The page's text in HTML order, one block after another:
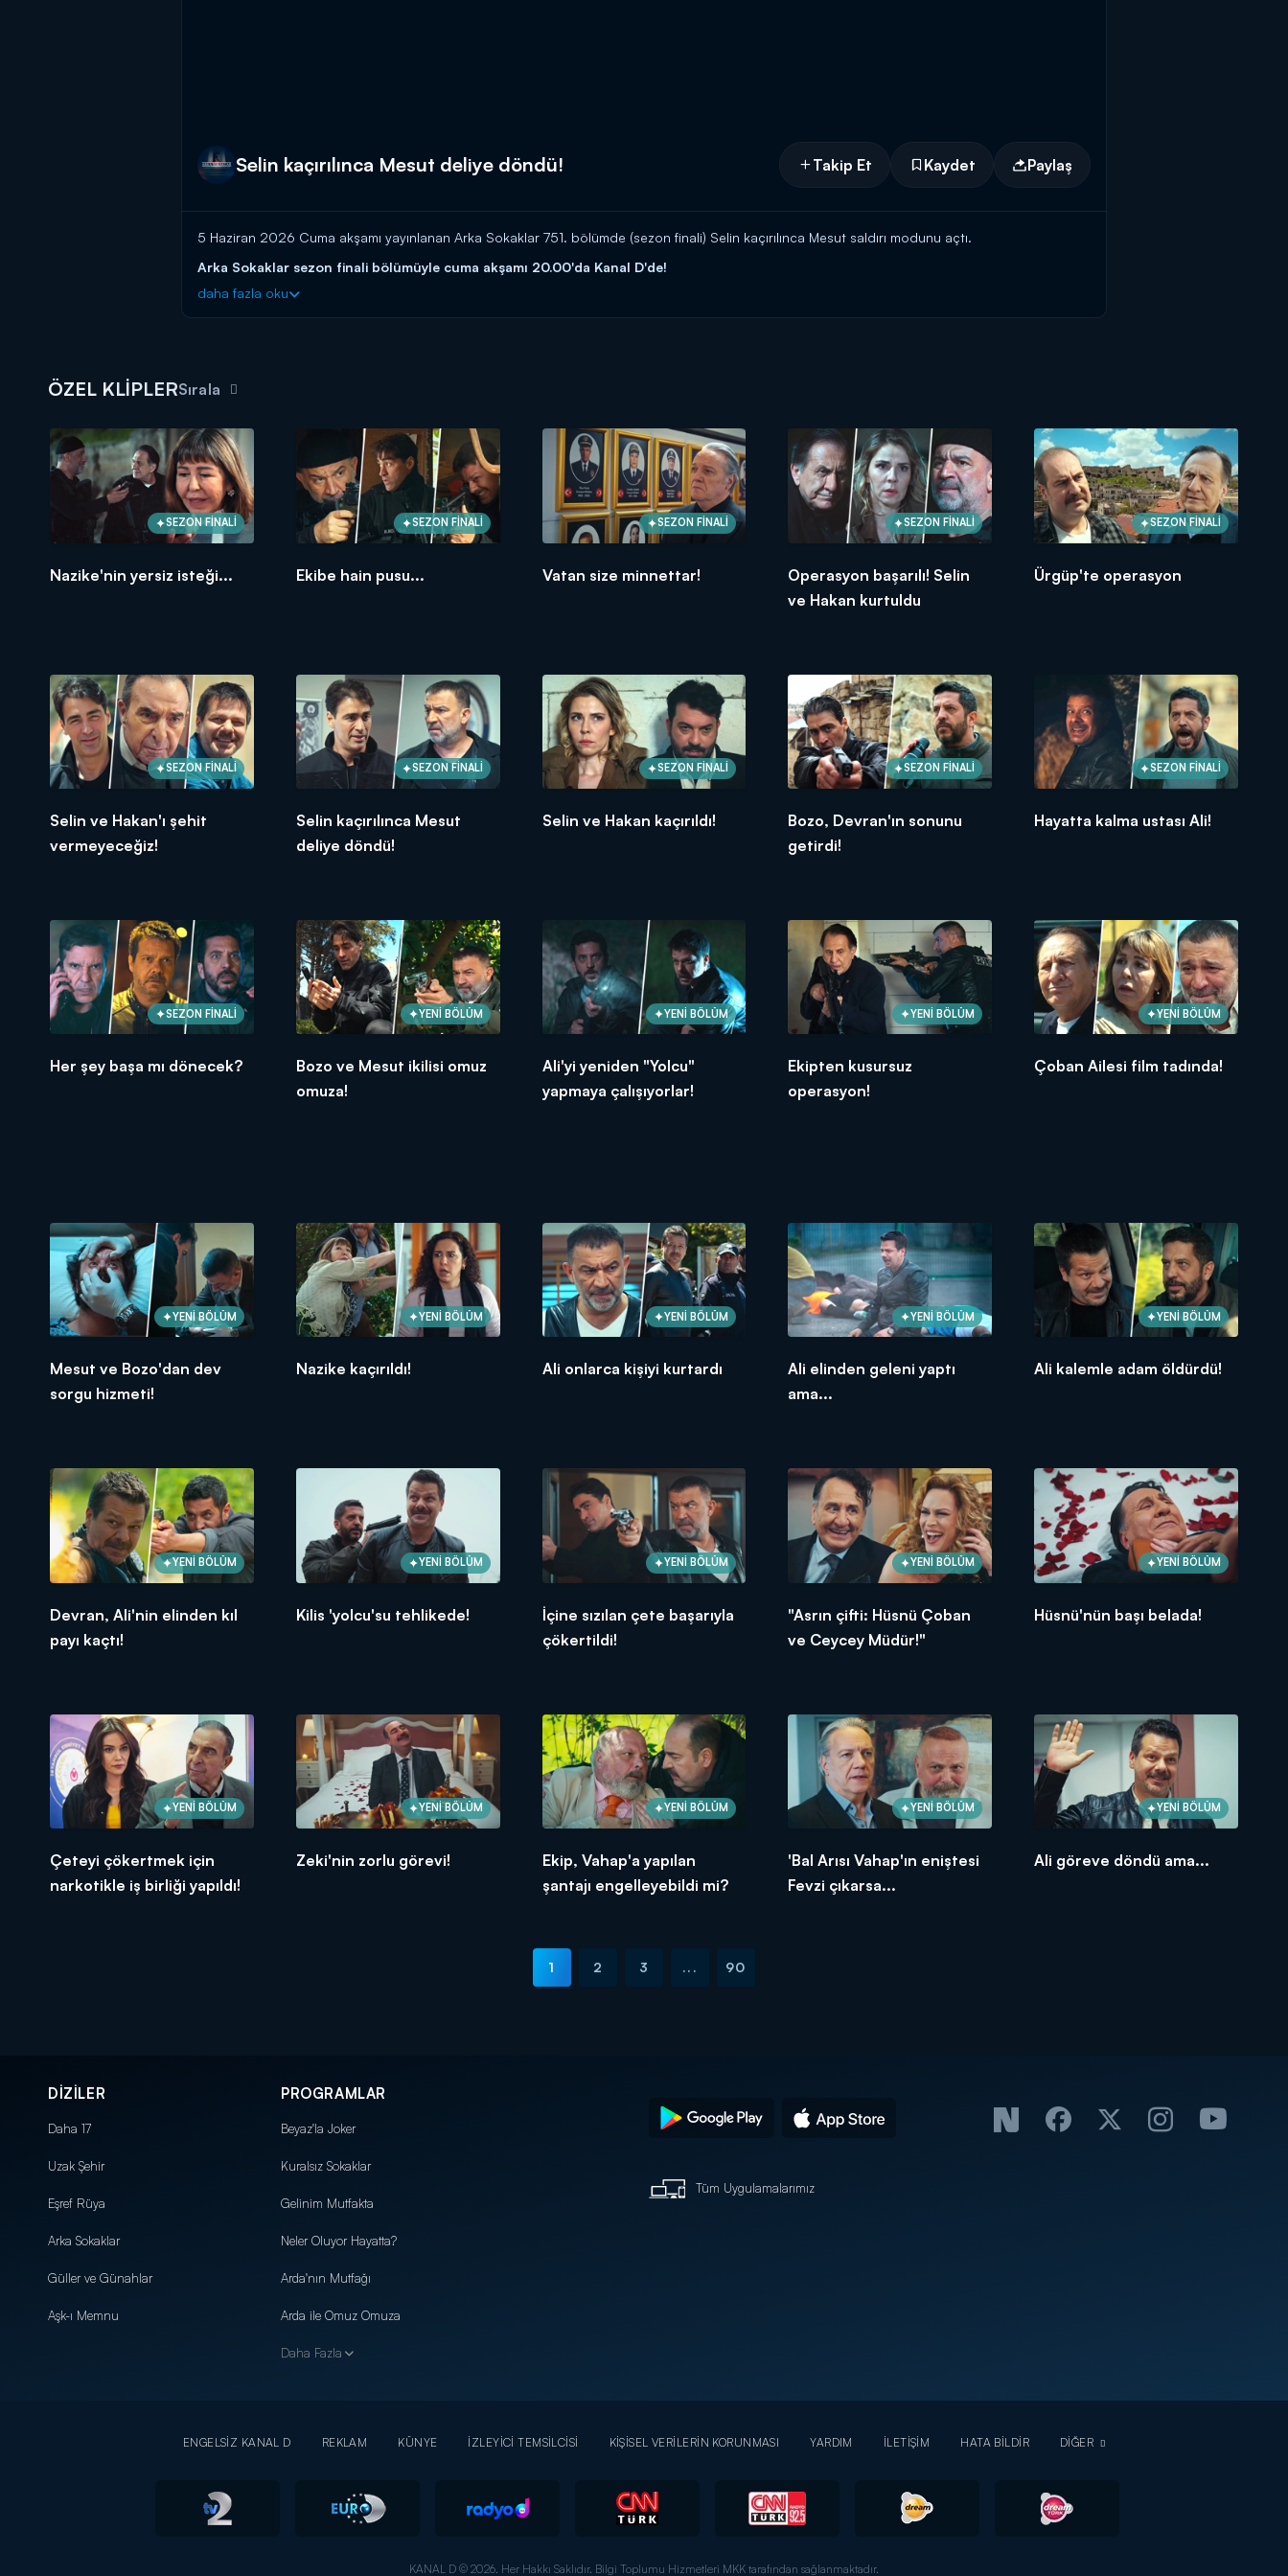
Selin kaçırılınca Mesut deliye döndü! Takip Et Kaydet Paylaş
5 Haziran 2026 Cuma akşamı yayınlanan Arka Sokaklar 751. bölümde (sezon finali) Selin kaçırılınca Mesut saldırı modunu açtı.
Arka Sokaklar sezon finali bölümüyle cuma akşamı 20.00'da Kanal D'de!
daha fazla oku
ÖZEL KLİPLERSırala
SEZON FİNALİ
Nazike'nin yersiz isteği...
SEZON FİNALİ
Ekibe hain pusu...
SEZON FİNALİ
Vatan size minnettar!
SEZON FİNALİ
Operasyon başarılı! Selin
ve Hakan kurtuldu
SEZON FİNALİ
Ürgüp'te operasyon
SEZON FİNALİ
Selin ve Hakan'ı şehit
vermeyeceğiz!
SEZON FİNALİ
Selin kaçırılınca Mesut
deliye döndü!
SEZON FİNALİ
Selin ve Hakan kaçırıldı!
SEZON FİNALİ
Bozo, Devran'ın sonunu
getirdi!
SEZON FİNALİ
Hayatta kalma ustası Ali!
SEZON FİNALİ
Her şey başa mı dönecek?
YENİ BÖLÜM
Bozo ve Mesut ikilisi omuz
omuza!
YENİ BÖLÜM
Ali'yi yeniden "Yolcu"
yapmaya çalışıyorlar!
YENİ BÖLÜM
Ekipten kusursuz
operasyon!
YENİ BÖLÜM
Çoban Ailesi film tadında!
YENİ BÖLÜM
Mesut ve Bozo'dan dev
sorgu hizmeti!
YENİ BÖLÜM
Nazike kaçırıldı!
YENİ BÖLÜM
Ali onlarca kişiyi kurtardı
YENİ BÖLÜM
Ali elinden geleni yaptı
ama...
YENİ BÖLÜM
Ali kalemle adam öldürdü!
YENİ BÖLÜM
Devran, Ali'nin elinden kıl
payı kaçtı!
YENİ BÖLÜM
Kilis 'yolcu'su tehlikede!
YENİ BÖLÜM
İçine sızılan çete başarıyla
çökertildi!
YENİ BÖLÜM
"Asrın çifti: Hüsnü Çoban
ve Ceycey Müdür!"
YENİ BÖLÜM
Hüsnü'nün başı belada!
YENİ BÖLÜM
Çeteyi çökertmek için
narkotikle iş birliği yapıldı!
YENİ BÖLÜM
Zeki'nin zorlu görevi!
YENİ BÖLÜM
Ekip, Vahap'a yapılan
şantajı engelleyebildi mi?
YENİ BÖLÜM
'Bal Arısı Vahap'ın eniştesi
Fevzi çıkarsa...
YENİ BÖLÜM
Ali göreve döndü ama...
1 2 3 ... 90
DİZİLER
Daha 17
Uzak Şehir
Eşref Rüya
Arka Sokaklar
Güller ve Günahlar
Aşk-ı Memnu
PROGRAMLAR
Beyaz'la Joker
Kuralsız Sokaklar
Gelinim Mutfakta
Neler Oluyor Hayatta?
Arda'nın Mutfağı
Arda ile Omuz Omuza
Daha Fazla
Tüm Uygulamalarımız
ENGELSİZ KANAL D REKLAM KÜNYE İZLEYİCİ TEMSİLCİSİ KİŞİSEL VERİLERİN KORUNMASI YARDIM İLETİŞİM HATA BİLDİR DİĞER
KANAL D © 2026. Her Hakkı Saklıdır. Bilgi Toplumu Hizmetleri MKK tarafından sağlanmaktadır.